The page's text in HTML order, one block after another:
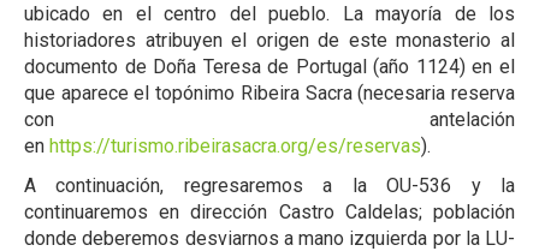
ubicado en el centro del pueblo. La mayoría de los
historiadores atribuyen el origen de este monasterio al
documento de Doña Teresa de Portugal (año 1124) en el
que aparece el topónimo Ribeira Sacra (necesaria reserva
con antelación
en https://turismo.ribeirasacra.org/es/reservas).
A continuación, regresaremos a la OU-536 y la
continuaremos en dirección Castro Caldelas; población
donde deberemos desviarnos a mano izquierda por la LU-